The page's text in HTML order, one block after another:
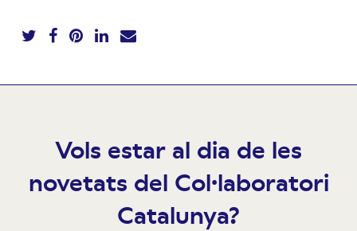
Vols estar al dia de les
novetats del Col·laboratori
Catalunya?